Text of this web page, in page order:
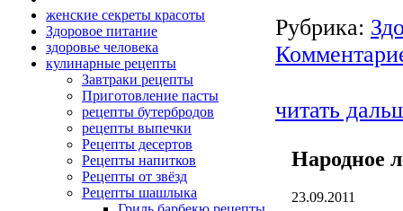
женские секреты красоты
Здоровое питание
здоровье человека
кулинарные рецепты
Завтраки рецепты
Приготовление пасты
рецепты бутербродов
рецепты выпечки
Рецепты десертов
Рецепты напитков
Рецепты от звёзд
Рецепты шашлыка
Рубрика:
читать
Народное
23.09.2011